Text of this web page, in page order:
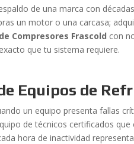
de una marca con
un motor o una carcasa;
Compresores Frascold con
que tu sistema requiere.
Equipos de
un equipo presenta fallas
de técnicos certificados
hora de inactividad